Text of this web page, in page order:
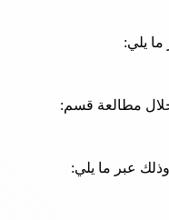
يلي:
مطالعة قسم:
وذلك عبر ما يلي: